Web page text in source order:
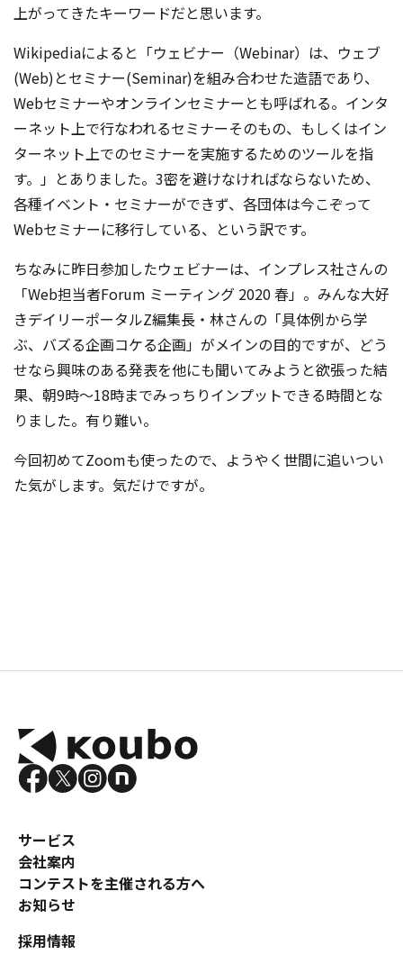
上がってきたキーワードだと思います。
Wikipediaによると「ウェビナー（Webinar）は、ウェブ
(Web)とセミナー(Seminar)を組み合わせた造語であり、
Webセミナーやオンラインセミナーとも呼ばれる。インタ
ーネット上で行なわれるセミナーそのもの、もしくはイン
ターネット上でのセミナーを実施するためのツールを指
す。」とありました。3密を避けなければならないため、
各種イベント・セミナーができず、各団体は今こぞって
Webセミナーに移行している、という訳です。
ちなみに昨日参加したウェビナーは、インプレス社さんの
「Web担当者Forum ミーティング 2020 春」。みんな大好
きデイリーポータルZ編集長・林さんの「具体例から学
ぶ、バズる企画コケる企画」がメインの目的ですが、どう
せなら興味のある発表を他にも聞いてみようと欲張った結
果、朝9時～18時までみっちりインプットできる時間とな
りました。有り難い。
今回初めてZoomも使ったので、ようやく世間に追いつい
た気がします。気だけですが。
サービス
会社案内
コンテストを主催される方へ
お知らせ
採用情報